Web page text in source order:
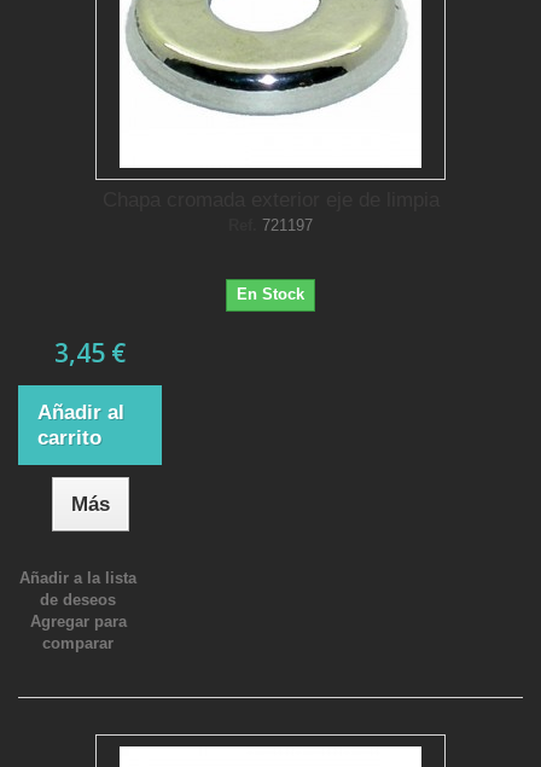
721197
En Stock
3,45 €
Añadir al
carrito
Más
Añadir a la lista
de deseos
Agregar para
comparar